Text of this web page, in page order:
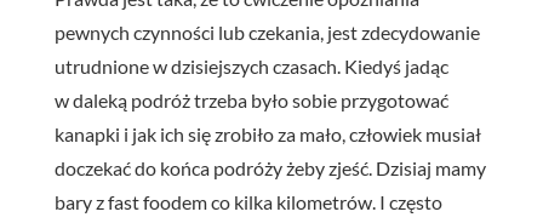
pewnych czynności lub czekania, jest zdecydowanie
utrudnione w dzisiejszych czasach. Kiedyś jadąc
w daleką podróż trzeba było sobie przygotować
kanapki i jak ich się zrobiło za mało, człowiek musiał
doczekać do końca podróży żeby zjeść. Dzisiaj mamy
bary z fast foodem co kilka kilometrów. I często